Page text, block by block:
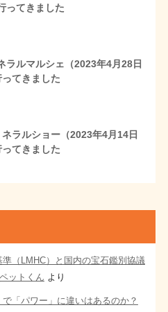
ってきました
ラルマルシェ（2023年4月28日
てきました
ラルショー（2023年4月14日
てきました
（LMHC）と国内の宝石鑑別協議
ペットくん より
「パワー」に違いはあるのか？